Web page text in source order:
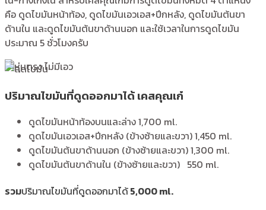
คือ ดูดไขมันหน้าท้อง, ดูดไขมันเอวเอส+ปีกหลัง, ดูดไขมันต้นขา
ด้านใน และดูดไขมันต้นขาด้านนอก และใช้เวลาในการดูดไขมัน
ประมาณ 5 ชั่วโมงครับ
ปริมาณไขมันที่ดูดออกมาได้ เคสคุณเก๋
ดูดไขมันหน้าท้องบนและล่าง1,700 ml.
ดูดไขมันเอวเอส+ปีกหลัง (ข้างซ้ายและขวา)1,450 ml.
ดูดไขมันต้นขาด้านนอก (ข้างซ้ายและขวา)1,300 ml.
ดูดไขมันต้นขาด้านใน (ข้างซ้ายและขวา) 550 ml.
รวมปริมาณไขมันที่ดูดออกมาได้5,000 ml.